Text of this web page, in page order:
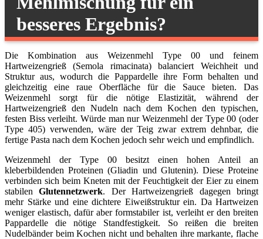
besseres Ergebnis?
Die Kombination aus Weizenmehl Type 00 und feinem
Hartweizengrieß (Semola rimacinata) balanciert Weichheit und
Struktur aus, wodurch die Pappardelle ihre Form behalten und
gleichzeitig eine raue Oberfläche für die Sauce bieten. Das
Weizenmehl sorgt für die nötige Elastizität, während der
Hartweizengrieß den Nudeln nach dem Kochen den typischen,
festen Biss verleiht. Würde man nur Weizenmehl der Type 00 (oder
Type 405) verwenden, wäre der Teig zwar extrem dehnbar, die
fertige Pasta nach dem Kochen jedoch sehr weich und empfindlich.
Weizenmehl der Type 00 besitzt einen hohen Anteil an
kleberbildenden Proteinen (Gliadin und Glutenin). Diese Proteine
verbinden sich beim Kneten mit der Feuchtigkeit der Eier zu einem
stabilenGlutennetzwerk. Der Hartweizengrieß dagegen bringt
mehr Stärke und eine dichtere Eiweißstruktur ein. Da Hartweizen
weniger elastisch, dafür aber formstabiler ist, verleiht er den breiten
Pappardelle die nötige Standfestigkeit. So reißen die breiten
Nudelbänder beim Kochen nicht und behalten ihre markante, flache